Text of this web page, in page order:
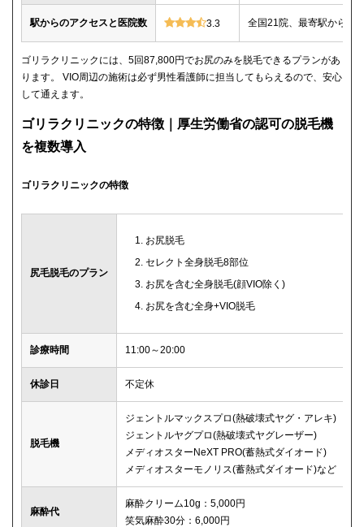
駅からのアクセスと医院数 3.3 全国21院、最寄駅から徒
ゴリラクリニックには、5回87,800円でお尻のみを脱毛できるプランがあ
ります。 VIO周辺の施術は必ず男性看護師に担当してもらえるので、安心
して通えます。
ゴリラクリニックの特徴｜厚生労働省の認可の脱毛機
を複数導入
ゴリラクリニックの特徴
尻毛脱毛のプラン
お尻脱毛
セレクト全身脱毛8部位
お尻を含む全身脱毛(顔VIO除く)
お尻を含む全身+VIO脱毛
診療時間 11:00～20:00
休診日 不定休
脱毛機
ジェントルマックスプロ(熱破壊式ヤグ・アレキ)
ジェントルヤグプロ(熱破壊式ヤグレーザー)
メディオスターNeXT PRO(蓄熱式ダイオード)
メディオスターモノリス(蓄熱式ダイオード)など
麻酔代
麻酔クリーム10g：5,000円
笑気麻酔30分：6,000円